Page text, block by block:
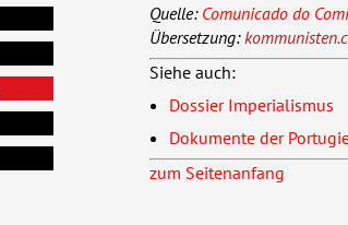
Quelle: Comunicado do
Übersetzung:
Siehe auch:
Dossier Imperialismus
Dokumente der
zum Seitenanfang